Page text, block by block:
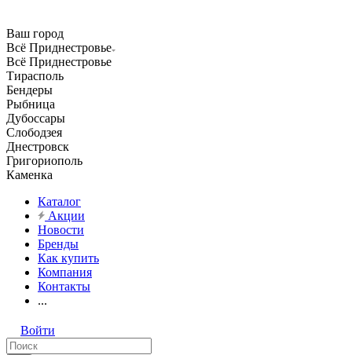
Ваш город
Всё Приднестровье
Всё Приднестровье
Тирасполь
Бендеры
Рыбница
Дубоссары
Слободзея
Днестровск
Григориополь
Каменка
Каталог
Акции
Новости
Бренды
Как купить
Компания
Контакты
...
Войти